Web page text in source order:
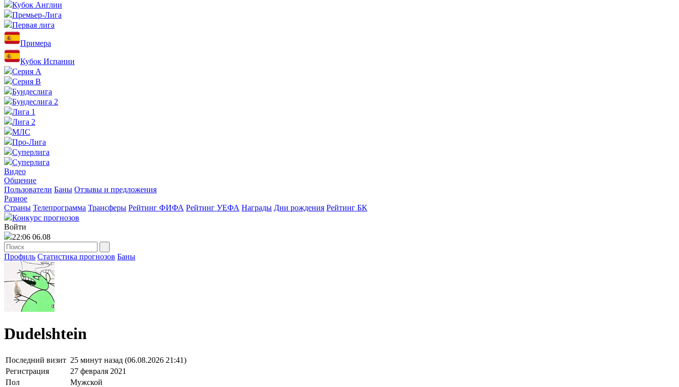
Кубок Англии
Премьер-Лига
Первая лига
Примера
Кубок Испании
Серия А
Серия B
Бундеслига
Бундеслига 2
Лига 1
Лига 2
МЛС
Про-Лига
Суперлига
Суперлига
Видео
Общение
Пользователи Баны Отзывы и предложения
Разное
Страны Телепрограмма Трансферы Рейтинг ФИФА Рейтинг УЕФА Награды Дни рождения Рейтинг БК
Конкурс прогнозов
Войти
22:06 06.08
Профиль Статистика прогнозов Баны
Dudelshtein
Последний визит 25 минут назад (06.08.2026 21:41)
Регистрация
27 февраля 2021
Пол
Мужской